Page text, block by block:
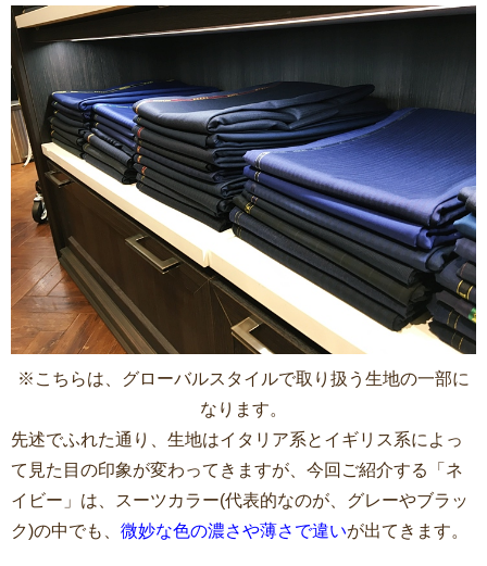
※こちらは、グローバルスタイルで取り扱う生地の一部に
なります。
先述でふれた通り、生地はイタリア系とイギリス系によっ
て見た目の印象が変わってきますが、今回ご紹介する「ネ
イビー」は、スーツカラー(代表的なのが、グレーやブラッ
ク)の中でも、 微妙な色の濃さや薄さで違いが出てきます。